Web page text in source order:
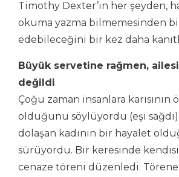
Timothy Dexter’ın her şeyden,
okuma yazma bilmemesinden
edebileceğini bir kez daha
Büyük servetine rağmen,
değildi
Çoğu zaman insanlara karısının
olduğunu söylüyordu (eşi
dolaşan kadının bir hayalet
sürüyordu. Bir keresinde
cenaze töreni düzenledi.